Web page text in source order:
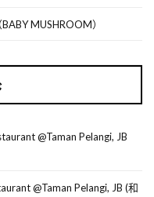
MUSHROOM）
@Taman Pelangi, JB
@Taman Pelangi, JB (和